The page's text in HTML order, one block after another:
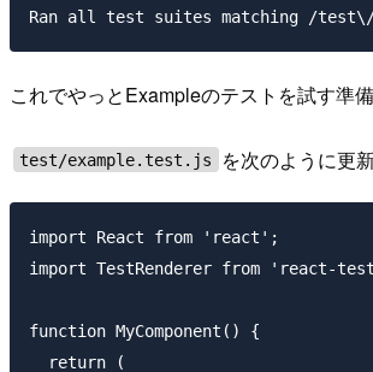
これでやっとExampleのテストを試す準備
test/example.test.js を次のように更
import React from 'react';
import TestRenderer from 'react-
function MyComponent() {
  return (